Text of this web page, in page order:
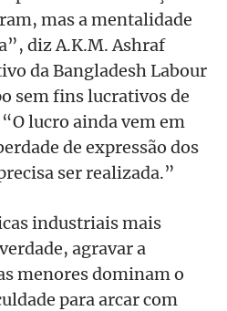
mas a mentalidade
diz A.K.M. Ashraf
da Bangladesh Labour
sem fins lucrativos de
lucro ainda vem em
de expressão dos
ser realizada.”
industriais mais
agravar a
menores dominam o
para arcar com